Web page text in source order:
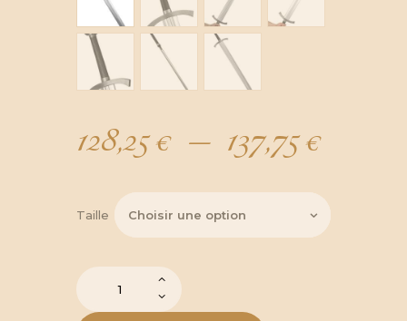
128,25€ – 137,75€
de
Taille
quantité
de
Robbert